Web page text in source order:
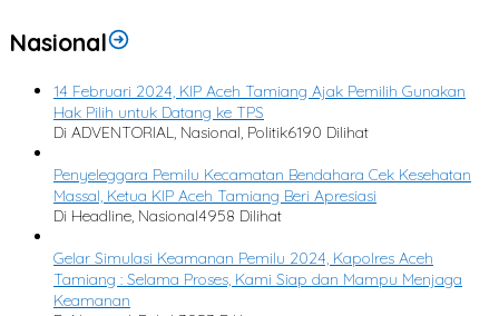
Nasional
14 Februari 2024, KIP Aceh Tamiang Ajak Pemilih Gunakan
Hak Pilih untuk Datang ke TPS
Di ADVENTORIAL, Nasional, Politik6190 Dilihat
Penyeleggara Pemilu Kecamatan Bendahara Cek Kesehatan
Massal, Ketua KIP Aceh Tamiang Beri Apresiasi
Di Headline, Nasional4958 Dilihat
Gelar Simulasi Keamanan Pemilu 2024, Kapolres Aceh
Tamiang : Selama Proses, Kami Siap dan Mampu Menjaga
Keamanan